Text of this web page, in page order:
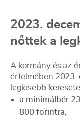
2023.
nőttek a
A kormány és az
értelmében 2023.
legkisebb
a minimálbér
800 forintra,